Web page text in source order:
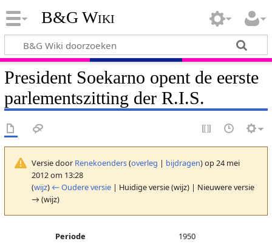
B&G Wiki
President Soekarno opent de eerste
parlementszitting der R.I.S.
Versie door Renekoenders(overleg | bijdragen)op 24 mei
2012 om 13:28
(wijz) ← Oudere versie| Huidige versie (wijz) | Nieuwere versie
→ (wijz)
Periode 1950